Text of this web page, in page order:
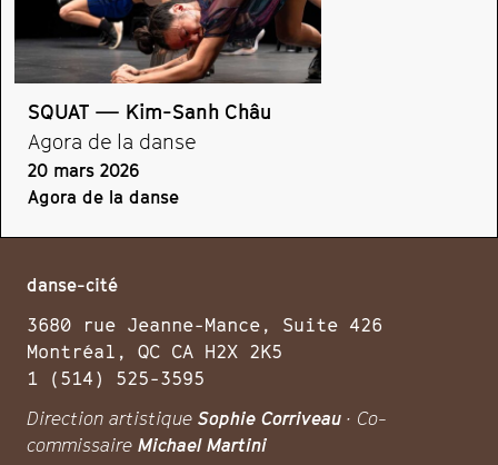
SQUAT — Kim-Sanh Châu
Agora de la danse
20 mars 2026
Agora de la danse
danse-cité
3680 rue Jeanne-Mance, Suite 426
Montréal, QC CA H2X 2K5
1 (514) 525-3595
Direction artistique Sophie Corriveau · Co-
commissaire Michael Martini